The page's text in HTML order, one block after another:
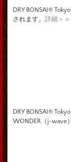
DRY BONSAI®
されます。 詳細＞＞
DRY BONSAI®
WONDER（j-wave